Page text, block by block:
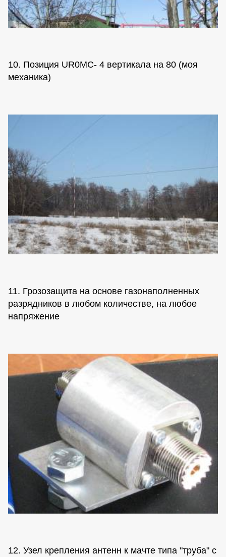
10. Позиция UR0MC- 4 вертикала на 80 (моя
механика)
11. Грозозащита на основе газонаполненных
разрядников в любом количестве, на любое
напряжение
12. Узел крепления антенн к мачте типа "труба" с